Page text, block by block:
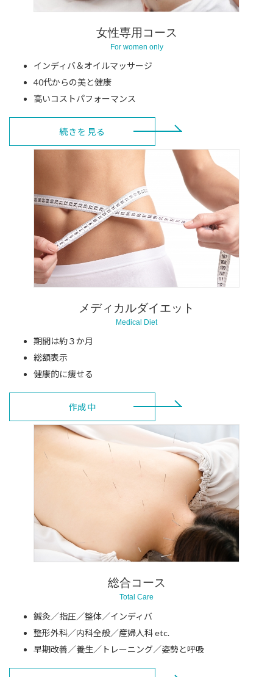
女性専用コース
For women only
インディバ＆オイルマッサージ
40代からの美と健康
高いコストパフォーマンス
続きを見る
メディカルダイエット
Medical Diet
期間は約３か月
総額表示
健康的に痩せる
作成中
総合コース
Total Care
鍼灸／指圧／整体／インディバ
整形外科／内科全般／産婦人科 etc.
早期改善／養生／トレーニング／姿勢と呼吸